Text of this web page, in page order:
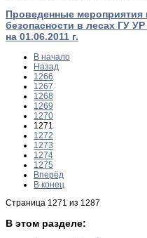
Проведенные
безопасности в лесах ГУ
на 01.06.2011 г.
В начало
Назад
1266
1267
1268
1269
1270
1271
1272
1273
1274
1275
Вперёд
В конец
Страница 1271 из 1287
В этом разделе: